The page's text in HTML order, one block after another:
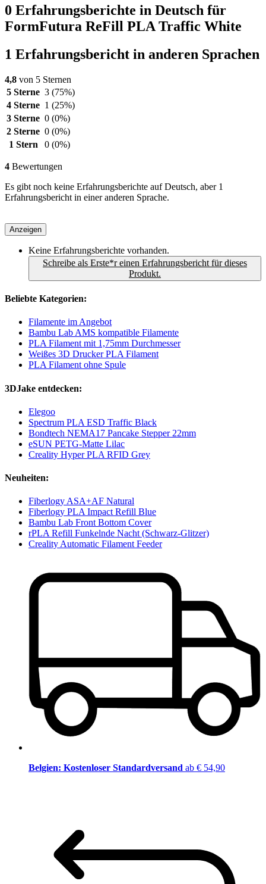
0 Erfahrungsberichte in Deutsch für
FormFutura ReFill PLA Traffic White
1 Erfahrungsbericht in anderen Sprachen
4,8 von 5 Sternen
5 Sterne 3 (75%)
4 Sterne 1 (25%)
3 Sterne 0 (0%)
2 Sterne 0 (0%)
1 Stern
0 (0%)
4 Bewertungen
Es gibt noch keine Erfahrungsberichte auf Deutsch, aber 1
Erfahrungsbericht in einer anderen Sprache.
Anzeigen
Keine Erfahrungsberichte vorhanden.
Schreibe als Erste*r einen Erfahrungsbericht für dieses
Produkt.
Beliebte Kategorien:
Filamente im Angebot
Bambu Lab AMS kompatible Filamente
PLA Filament mit 1,75mm Durchmesser
Weißes 3D Drucker PLA Filament
PLA Filament ohne Spule
3DJake entdecken:
Elegoo
Spectrum PLA ESD Traffic Black
Bondtech NEMA17 Pancake Stepper 22mm
eSUN PETG-Matte Lilac
Creality Hyper PLA RFID Grey
Neuheiten:
Fiberlogy ASA+AF Natural
Fiberlogy PLA Impact Refill Blue
Bambu Lab Front Bottom Cover
rPLA Refill Funkelnde Nacht (Schwarz-Glitzer)
Creality Automatic Filament Feeder
Belgien: Kostenloser Standardversand ab € 54,90